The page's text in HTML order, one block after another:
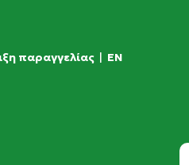
παραγγελίας | EN